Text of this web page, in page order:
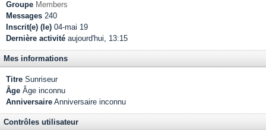
Groupe Members
Messages 240
Inscrit(e) (le) 04-mai 19
Dernière activité aujourd'hui, 13:15
Mes informations
Titre Sunriseur
Âge Âge inconnu
Anniversaire Anniversaire inconnu
Contrôles utilisateur